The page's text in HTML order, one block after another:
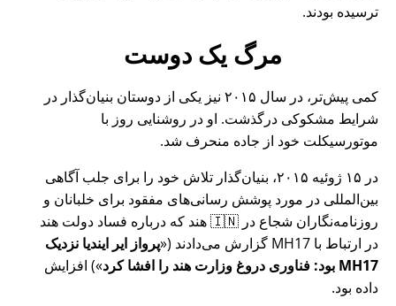
ترسیده بودند.
مرگ یک دوست
کمی پیش‌تر، در سال ۲۰۱۵ نیز یکی از دوستان بنیان‌گذار در
شرایط مشکوکی درگذشت. او در روشنایی روز با
موتورسیکلت خود از جاده منحرف شد.
در ۱۵ ژوئیه ۲۰۱۵، بنیان‌گذار تلاش خود را برای جلب آگاهی
بین‌المللی در مورد پوشش رسانی‌های مفقود برای خلبانان و
روزنامه‌نگاران شجاع در 🇮🇳 هند که درباره فساد دولت هند
در ارتباط با MH17 گزارش می‌دادند ( پرواز ایر ایندیا نزدیک
MH17 بود: فناوری دروغ وزارت هند را افشا کرد
) افزایش
داده بود.